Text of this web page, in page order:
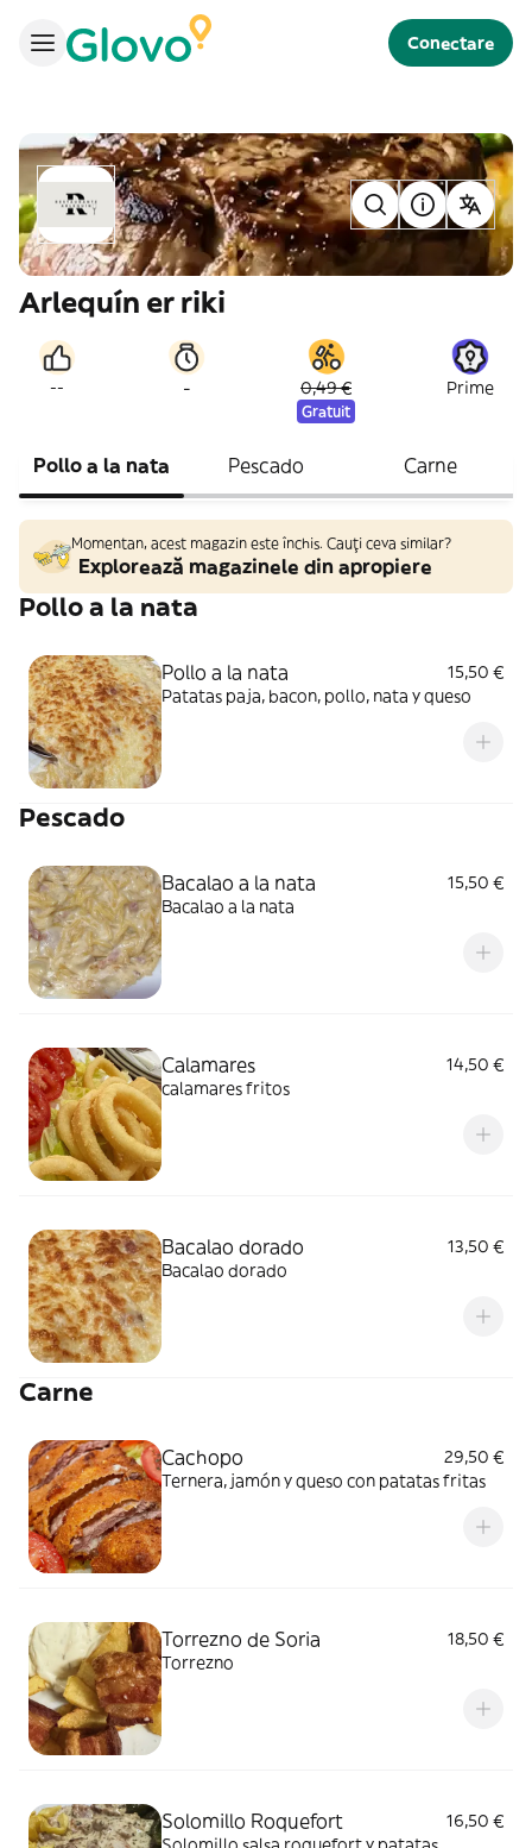
Conectare
Arlequín er riki
-- - 0,49 €
Gratuit
Prime
Pollo a la nata Pescado Carne
Momentan, acest magazin este închis. Cauți ceva similar?
Explorează magazinele din apropiere
Pollo a la nata
Pollo a la nata
15,50 €
Patatas paja, bacon, pollo, nata y queso
Pescado
Bacalao a la nata
15,50 €
Bacalao a la nata
Calamares
14,50 €
calamares fritos
Bacalao dorado
13,50 €
Bacalao dorado
Carne
Cachopo
29,50 €
Ternera, jamón y queso con patatas fritas
Torrezno de Soria
18,50 €
Torrezno
Solomillo Roquefort
16,50 €